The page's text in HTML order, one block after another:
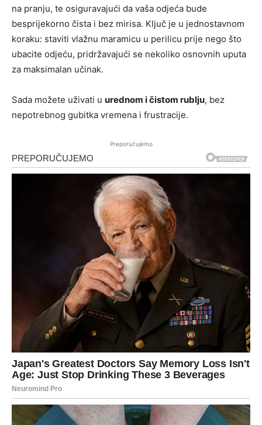
na pranju, te osiguravajući da vaša odjeća bude
besprijekorno čista i bez mirisa. Ključ je u jednostavnom
koraku: staviti vlažnu maramicu u perilicu prije nego što
ubacite odjeću, pridržavajući se nekoliko osnovnih uputa
za maksimalan učinak.
Sada možete uživati u urednom i čistom rublju, bez
nepotrebnog gubitka vremena i frustracije.
Preporučujemo